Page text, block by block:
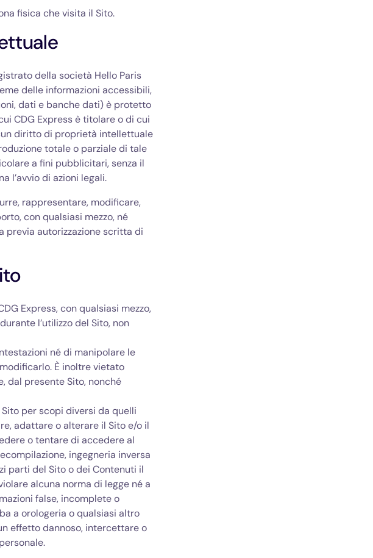
fisica che visita il Sito.
della società Hello Paris
delle informazioni accessibili,
dati e banche dati) è protetto
CDG Express è titolare o di cui
diritto di proprietà intellettuale
totale o parziale di tale
a fini pubblicitari, senza il
l’avvio di azioni legali.
rappresentare, modificare,
con qualsiasi mezzo, né
previa autorizzazione scritta di
Express, con qualsiasi mezzo,
l’utilizzo del Sito, non
né di manipolare le
È inoltre vietato
dal presente Sito, nonché
per scopi diversi da quelli
adattare o alterare il Sito e/o il
o tentare di accedere al
ingegneria inversa
parti del Sito o dei Contenuti il
alcuna norma di legge né a
false, incomplete o
a orologeria o qualsiasi altro
effetto dannoso, intercettare o